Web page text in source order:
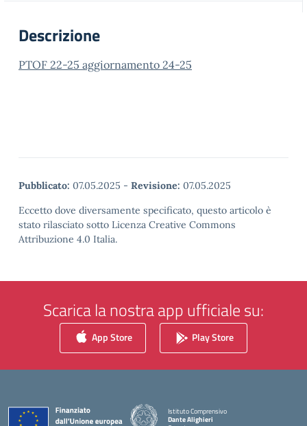
Descrizione
PTOF 22-25 aggiornamento 24-25
Pubblicato: 07.05.2025 - Revisione: 07.05.2025
Eccetto dove diversamente specificato, questo articolo è
stato rilasciato sotto Licenza Creative Commons
Attribuzione 4.0 Italia.
Scarica la nostra app ufficiale su:
App Store Play Store
Istituto Comprensivo
Dante Alighieri